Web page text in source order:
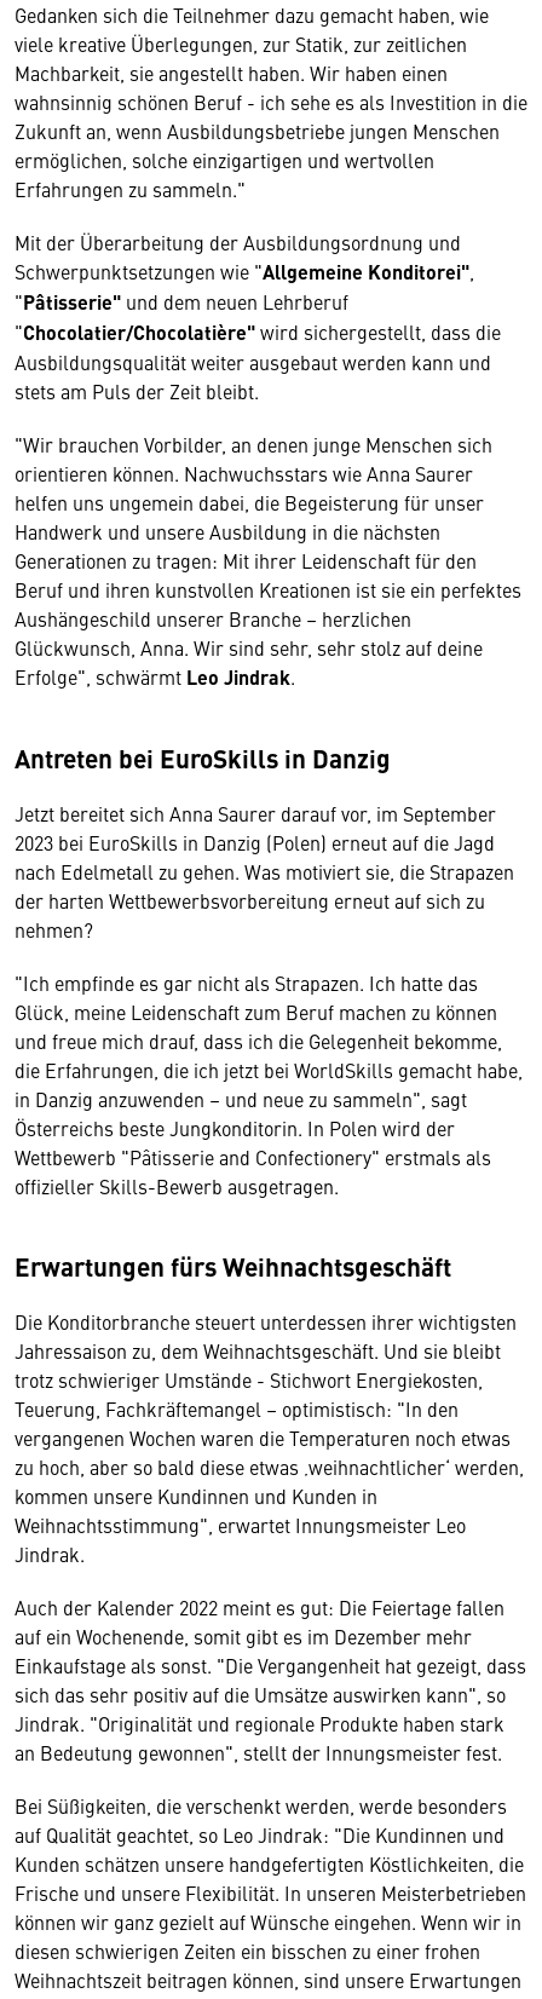
Gedanken sich die Teilnehmer dazu gemacht haben, wie
viele kreative Überlegungen, zur Statik, zur zeitlichen
Machbarkeit, sie angestellt haben. Wir haben einen
wahnsinnig schönen Beruf - ich sehe es als Investition in die
Zukunft an, wenn Ausbildungsbetriebe jungen Menschen
ermöglichen, solche einzigartigen und wertvollen
Erfahrungen zu sammeln."
Mit der Überarbeitung der Ausbildungsordnung und
Schwerpunktsetzungen wie "Allgemeine Konditorei"
"Pâtisserie" und dem neuen Lehrberuf
"Chocolatier/Chocolatière"wird sichergestellt, dass die
Ausbildungsqualität weiter ausgebaut werden kann und
stets am Puls der Zeit bleibt.
"Wir brauchen Vorbilder, an denen junge Menschen sich
orientieren können. Nachwuchsstars wie Anna Saurer
helfen uns ungemein dabei, die Begeisterung für unser
Handwerk und unsere Ausbildung in die nächsten
Generationen zu tragen: Mit ihrer Leidenschaft für den
Beruf und ihren kunstvollen Kreationen ist sie ein perfektes
Aushängeschild unserer Branche – herzlichen
Glückwunsch, Anna. Wir sind sehr, sehr stolz auf deine
Erfolge", schwärmt Leo Jindrak.
Antreten bei EuroSkills in Danzig
Jetzt bereitet sich Anna Saurer darauf vor, im September
2023 bei EuroSkills in Danzig (Polen) erneut auf die Jagd
nach Edelmetall zu gehen. Was motiviert sie, die Strapazen
der harten Wettbewerbsvorbereitung erneut auf sich zu
nehmen?
"Ich empfinde es gar nicht als Strapazen. Ich hatte das
Glück, meine Leidenschaft zum Beruf machen zu können
und freue mich drauf, dass ich die Gelegenheit bekomme,
die Erfahrungen, die ich jetzt bei WorldSkills gemacht habe,
in Danzig anzuwenden – und neue zu sammeln", sagt
Österreichs beste Jungkonditorin. In Polen wird der
Wettbewerb "Pâtisserie and Confectionery" erstmals als
offizieller Skills-Bewerb ausgetragen.
Erwartungen fürs Weihnachtsgeschäft
Die Konditorbranche steuert unterdessen ihrer wichtigsten
Jahressaison zu, dem Weihnachtsgeschäft. Und sie bleibt
trotz schwieriger Umstände - Stichwort Energiekosten,
Teuerung, Fachkräftemangel – optimistisch: "In den
vergangenen Wochen waren die Temperaturen noch etwas
zu hoch, aber so bald diese etwas ‚weihnachtlicher‘ werden,
kommen unsere Kundinnen und Kunden in
Weihnachtsstimmung", erwartet Innungsmeister Leo
Jindrak.
Auch der Kalender 2022 meint es gut: Die Feiertage fallen
auf ein Wochenende, somit gibt es im Dezember mehr
Einkaufstage als sonst. "Die Vergangenheit hat gezeigt, dass
sich das sehr positiv auf die Umsätze auswirken kann", so
Jindrak. "Originalität und regionale Produkte haben stark
an Bedeutung gewonnen", stellt der Innungsmeister fest.
Bei Süßigkeiten, die verschenkt werden, werde besonders
auf Qualität geachtet, so Leo Jindrak: "Die Kundinnen und
Kunden schätzen unsere handgefertigten Köstlichkeiten, die
Frische und unsere Flexibilität. In unseren Meisterbetrieben
können wir ganz gezielt auf Wünsche eingehen. Wenn wir in
diesen schwierigen Zeiten ein bisschen zu einer frohen
Weihnachtszeit beitragen können, sind unsere Erwartungen